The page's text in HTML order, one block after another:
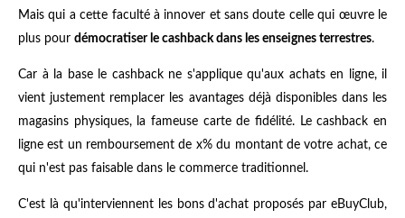
Mais qui a cette faculté à innover et sans doute celle qui œuvre le
plus pour démocratiser le cashback dans les enseignes terrestres.
Car à la base le cashback ne s'applique qu'aux achats en ligne, il
vient justement remplacer les avantages déjà disponibles dans les
magasins physiques, la fameuse carte de fidélité. Le cashback en
ligne est un remboursement de x% du montant de votre achat, ce
qui n'est pas faisable dans le commerce traditionnel.
C'est là qu'interviennent les bons d'achat proposés par eBuyClub,